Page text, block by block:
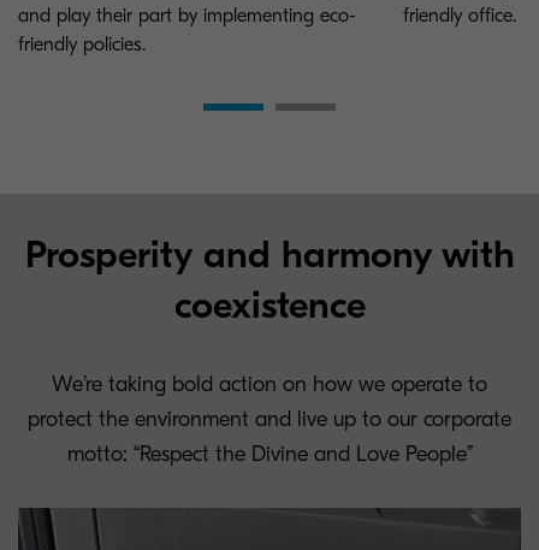
and play their part by implementing eco-
friendly policies.
friendly office.
Prosperity and harmony with
coexistence
We’re taking bold action on how we operate to
protect the environment and live up to our corporate
motto: “Respect the Divine and Love People”